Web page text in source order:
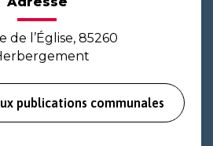
de l’Église, 85260
publications communales